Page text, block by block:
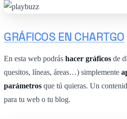
GRÁFICOS EN CHARTGO
En esta web podrás hacer gráficos de
quesitos, líneas, áreas…) simplemente
parámetros que tú quieras. Un
para tu web o tu blog.